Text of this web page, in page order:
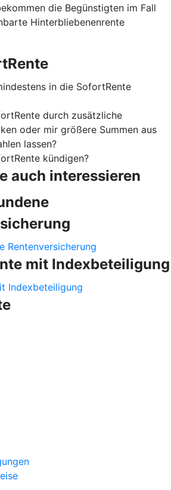
die Begünstigten im Fall
Hinterbliebenenrente
in die SofortRente
durch zusätzliche
oder mir größere Summen aus
lassen?
kündigen?
auch interessieren
Rentenversicherung
mit Indexbeteiligung
Indexbeteiligung